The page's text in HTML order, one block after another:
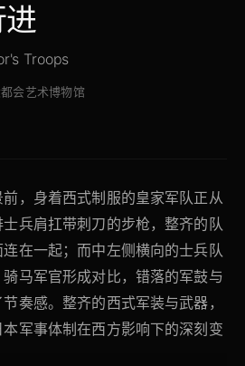
Troops
会艺术博物馆
，身着西式制服的皇家军队正从
兵肩扛带刺刀的步枪，整齐的队
在一起；而中左侧横向的士兵队
马军官形成对比，错落的军鼓与
奏感。整齐的西式军装与武器，
军事体制在西方影响下的深刻变